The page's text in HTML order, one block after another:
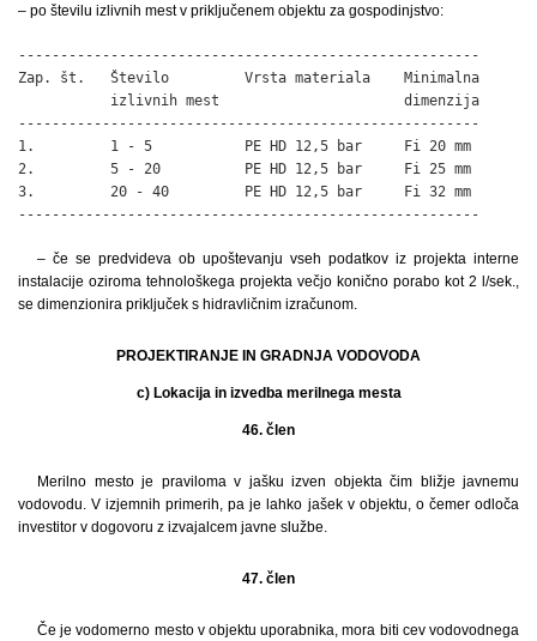
– po številu izlivnih mest v priključenem objektu za gospodinjstvo:
-------------------------------------------------------
Zap. št.   Število         Vrsta materiala    Minimalna
           izlivnih mest                      dimenzija
-------------------------------------------------------
1.         1 - 5           PE HD 12,5 bar     Fi 20 mm
2.         5 - 20          PE HD 12,5 bar     Fi 25 mm
3.         20 - 40         PE HD 12,5 bar     Fi 32 mm
-------------------------------------------------------
– če se predvideva ob upoštevanju vseh podatkov iz projekta interne
instalacije oziroma tehnološkega projekta večjo konično porabo kot 2 l/sek.,
se dimenzionira priključek s hidravličnim izračunom.
PROJEKTIRANJE IN GRADNJA VODOVODA
c) Lokacija in izvedba merilnega mesta
46. člen
Merilno mesto je praviloma v jašku izven objekta čim bližje javnemu
vodovodu. V izjemnih primerih, pa je lahko jašek v objektu, o čemer odloča
investitor v dogovoru z izvajalcem javne službe.
47. člen
Če je vodomerno mesto v objektu uporabnika, mora biti cev vodovodnega